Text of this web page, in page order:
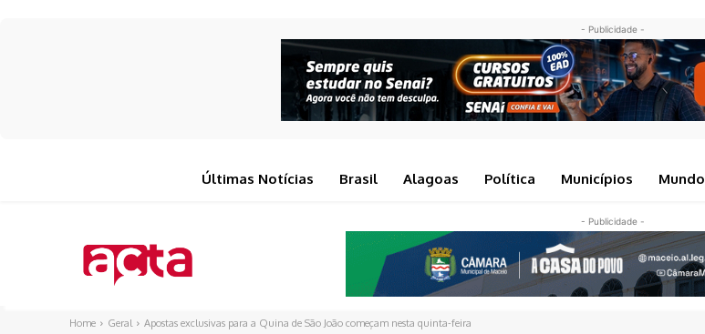
- Publicidade -
Últimas Notícias Brasil Alagoas Política Municípios Mundo
- Publicidade -
Home Geral Apostas exclusivas para a Quina de São João começam nesta quinta-feira